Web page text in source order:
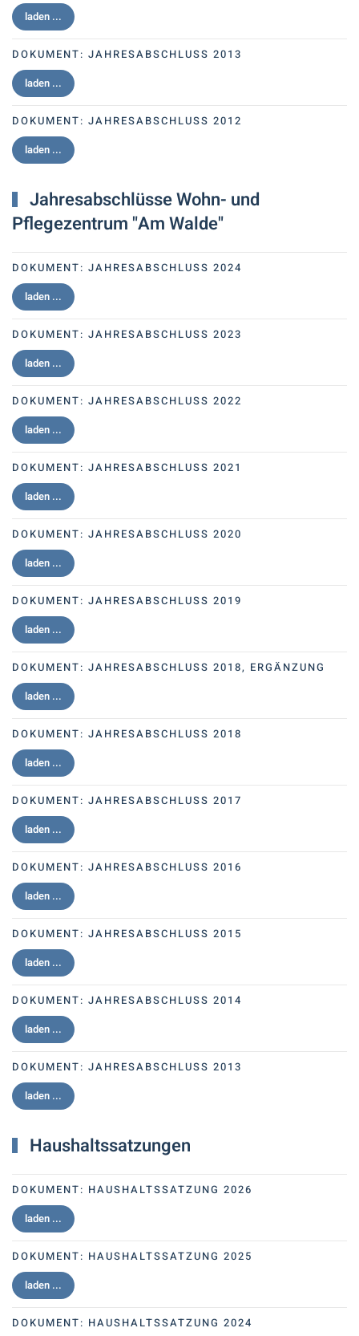
laden ...
DOKUMENT: JAHRESABSCHLUSS 2013
laden ...
DOKUMENT: JAHRESABSCHLUSS 2012
laden ...
Jahresabschlüsse Wohn- und
Pflegezentrum "Am Walde"
DOKUMENT: JAHRESABSCHLUSS 2024
laden ...
DOKUMENT: JAHRESABSCHLUSS 2023
laden ...
DOKUMENT: JAHRESABSCHLUSS 2022
laden ...
DOKUMENT: JAHRESABSCHLUSS 2021
laden ...
DOKUMENT: JAHRESABSCHLUSS 2020
laden ...
DOKUMENT: JAHRESABSCHLUSS 2019
laden ...
DOKUMENT: JAHRESABSCHLUSS 2018, ERGÄNZUNG
laden ...
DOKUMENT: JAHRESABSCHLUSS 2018
laden ...
DOKUMENT: JAHRESABSCHLUSS 2017
laden ...
DOKUMENT: JAHRESABSCHLUSS 2016
laden ...
DOKUMENT: JAHRESABSCHLUSS 2015
laden ...
DOKUMENT: JAHRESABSCHLUSS 2014
laden ...
DOKUMENT: JAHRESABSCHLUSS 2013
laden ...
Haushaltssatzungen
DOKUMENT: HAUSHALTSSATZUNG 2026
laden ...
DOKUMENT: HAUSHALTSSATZUNG 2025
laden ...
DOKUMENT: HAUSHALTSSATZUNG 2024